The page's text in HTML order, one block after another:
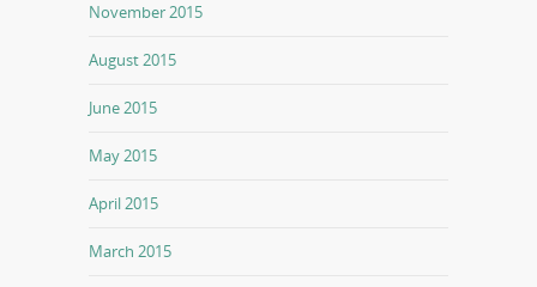
November 2015
August 2015
June 2015
May 2015
April 2015
March 2015